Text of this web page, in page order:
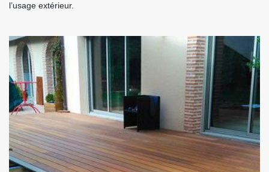
l’usage extérieur.